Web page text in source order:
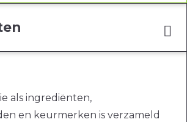
als ingrediënten,
en keurmerken is verzameld